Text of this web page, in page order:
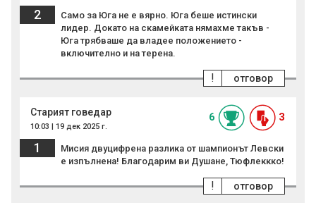
2
Само за Юга не е вярно. Юга беше истински
лидер. Докато на скамейката нямахме такъв -
Юга трябваше да владее положението -
включително и на терена.
отговор
!
Старият говедар
10:03 | 19 дек 2025 г.
6 3
1
Мисия двуцифрена разлика от шампионът Левски
е изпълнена! Благодарим ви Душане, Тюфлеккко!
отговор
!